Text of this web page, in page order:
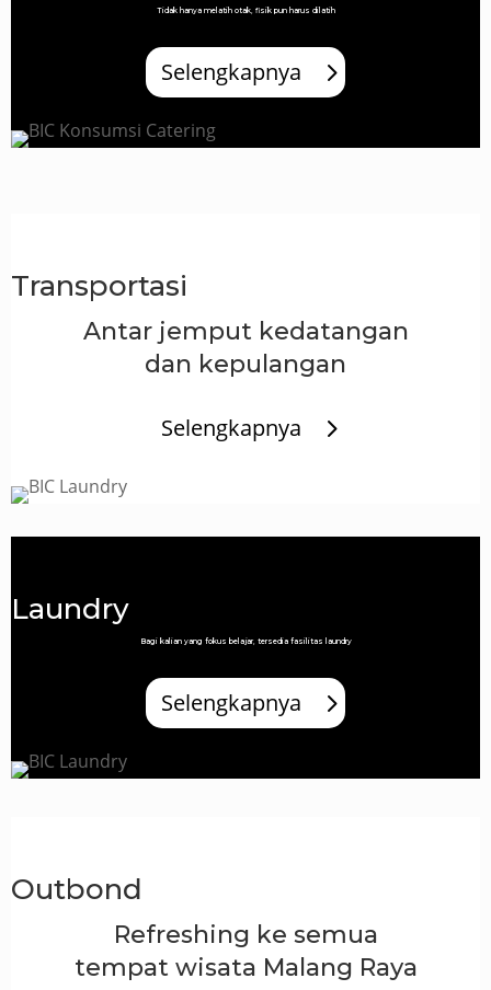
Tidak hanya melatih otak, fisik pun harus dilatih
Selengkapnya
Transportasi
Antar jemput kedatangan
dan kepulangan
Selengkapnya
Laundry
Bagi kalian yang fokus belajar, tersedia fasilitas laundry
Selengkapnya
Outbond
Refreshing ke semua
tempat wisata Malang Raya